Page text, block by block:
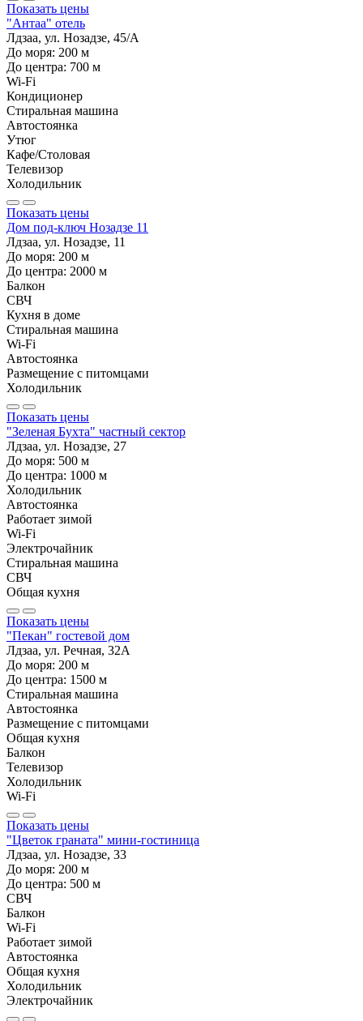
Показать цены
"Антаа" отель
Лдзаа, ул. Нозадзе, 45/А
До моря: 200 м
До центра: 700 м
Wi-Fi
Кондиционер
Стиральная машина
Автостоянка
Утюг
Кафе/Столовая
Телевизор
Холодильник
Показать цены
Дом под-ключ Нозадзе 11
Лдзаа, ул. Нозадзе, 11
До моря: 200 м
До центра: 2000 м
Балкон
СВЧ
Кухня в доме
Стиральная машина
Wi-Fi
Автостоянка
Размещение с питомцами
Холодильник
Показать цены
"Зеленая Бухта" частный сектор
Лдзаа, ул. Нозадзе, 27
До моря: 500 м
До центра: 1000 м
Холодильник
Автостоянка
Работает зимой
Wi-Fi
Электрочайник
Стиральная машина
СВЧ
Общая кухня
Показать цены
"Пекан" гостевой дом
Лдзаа, ул. Речная, 32А
До моря: 200 м
До центра: 1500 м
Стиральная машина
Автостоянка
Размещение с питомцами
Общая кухня
Балкон
Телевизор
Холодильник
Wi-Fi
Показать цены
"Цветок граната" мини-гостиница
Лдзаа, ул. Нозадзе, 33
До моря: 200 м
До центра: 500 м
СВЧ
Балкон
Wi-Fi
Работает зимой
Автостоянка
Общая кухня
Холодильник
Электрочайник